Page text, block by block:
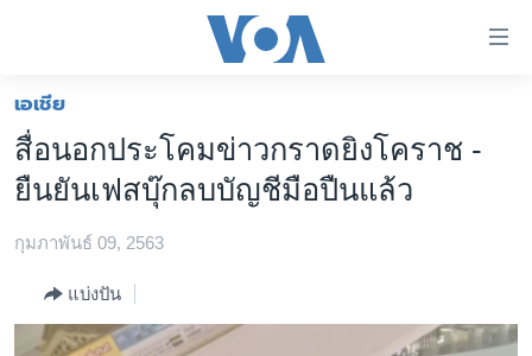
ต่อ
ข้าม
ไป
เนื้อหา
ข้าม
หลัก
หน้าหลัก
โลก
เอเชีย
สหรัฐฯ
ไทย
ธุรกิจ
เอเชีย
สื่อนอกประโคมข่าวกราดยิงโคราช -
ยืนยันเฟสบุ๊กลบบัญชีมือปืนแล้ว
กุมภาพันธ์ 09, 2563
แบ่งปัน